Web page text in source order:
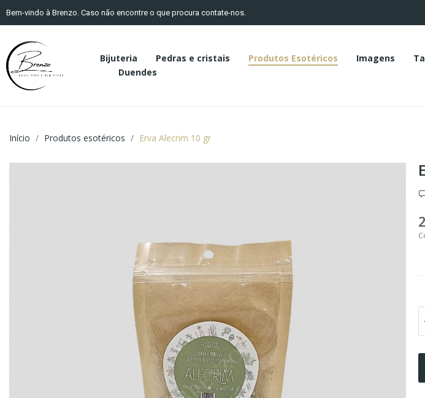
Bem-vindo à Brenzo. Caso não encontre o que procura contate-nos.
Bijuteria Pedras e cristais Produtos Esotéricos Imagens
Duendes
Início Produtos esotéricos Erva Alecrim 10 gr